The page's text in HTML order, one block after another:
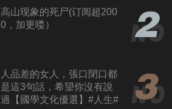
高山现象的死尸(订阅超200
0，加更喽）
人品差的女人，張口閉口都
是這3句話，希望你沒有說
過【國學文化優選】#人生#